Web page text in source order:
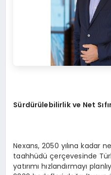
Sürdürülebilirlik ve Net
Nexans, 2050 yılına kadar
taahhüdü çerçevesinde
yatırımı hızlandırmayı